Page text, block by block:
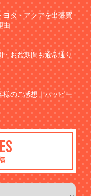
ヨタ・アクアを出張買
由
・お盆期間も通常通り
様のご感想｜ハッピー